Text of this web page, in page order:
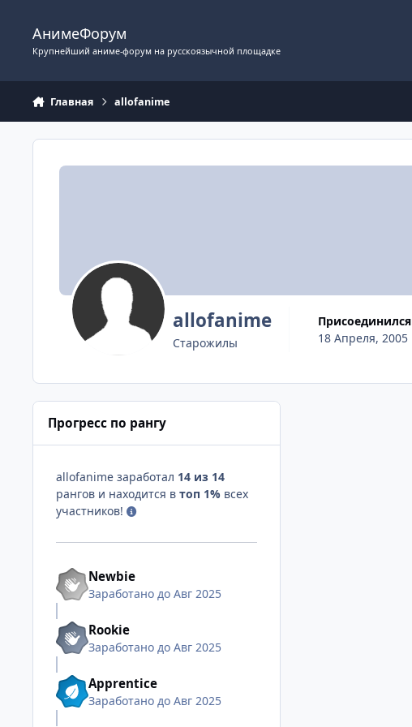
АнимеФорум
Крупнейший аниме-форум на русскоязычной площадке
Главная allofanime
allofanime
Старожилы
Присоединился
18 Апреля, 2005
Прогресс по рангу
allofanime заработал 14 из 14
рангов и находится в топ 1% всех
участников!
Newbie
Заработано до Авг 2025
Rookie
Заработано до Авг 2025
Apprentice
Заработано до Авг 2025